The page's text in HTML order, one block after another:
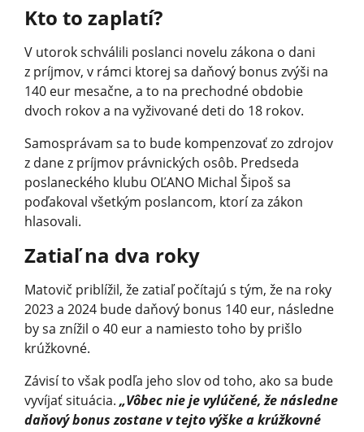
Kto to zaplatí?
V utorok schválili poslanci novelu zákona o dani
z príjmov, v rámci ktorej sa daňový bonus zvýši na
140 eur mesačne, a to na prechodné obdobie
dvoch rokov a na vyživované deti do 18 rokov.
Samosprávam sa to bude kompenzovať zo zdrojov
z dane z príjmov právnických osôb. Predseda
poslaneckého klubu OĽANO Michal Šipoš sa
poďakoval všetkým poslancom, ktorí za zákon
hlasovali.
Zatiaľ na dva roky
Matovič priblížil, že zatiaľ počítajú s tým, že na roky
2023 a 2024 bude daňový bonus 140 eur, následne
by sa znížil o 40 eur a namiesto toho by prišlo
krúžkovné.
Závisí to však podľa jeho slov od toho, ako sa bude
vyvíjať situácia. „Vôbec nie je vylúčené, že následne
daňový bonus zostane v tejto výške a krúžkovné